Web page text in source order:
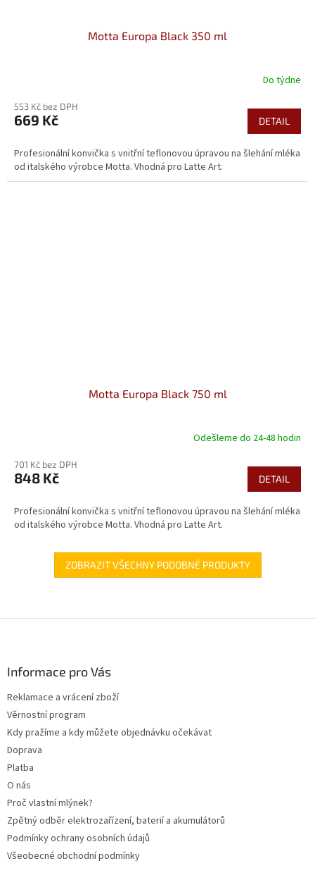
Motta Europa Black 350 ml
Do týdne
553 Kč bez DPH
669 Kč DETAIL
Profesionální konvička s vnitřní teflonovou úpravou na šlehání mléka
od italského výrobce Motta. Vhodná pro Latte Art.
Motta Europa Black 750 ml
Odešleme do 24-48 hodin
701 Kč bez DPH
848 Kč DETAIL
Profesionální konvička s vnitřní teflonovou úpravou na šlehání mléka
od italského výrobce Motta. Vhodná pro Latte Art.
ZOBRAZIT VŠECHNY PODOBNÉ PRODUKTY
Informace pro Vás
Reklamace a vrácení zboží
Věrnostní program
Kdy pražíme a kdy můžete objednávku očekávat
Doprava
Platba
O nás
Proč vlastní mlýnek?
Zpětný odběr elektrozařízení, baterií a akumulátorů
Podmínky ochrany osobních údajů
Všeobecné obchodní podmínky